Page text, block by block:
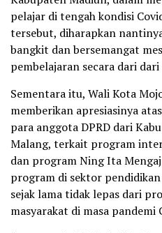
pelajar di tengah kondisi
tersebut, diharapkan
bangkit dan bersemangat
pembelajaran secara dari
Sementara itu, Wali Kota
memberikan apresiasinya
para anggota DPRD dari
Malang, terkait program
dan program Ning Ita
program di sektor
sejak lama tidak lepas dari
masyarakat di masa pandemi